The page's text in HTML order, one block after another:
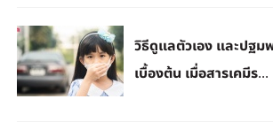
วิธีดูแลตัวเอง และปฐม
เบื้องต้น เมื่อสารเคมีร...